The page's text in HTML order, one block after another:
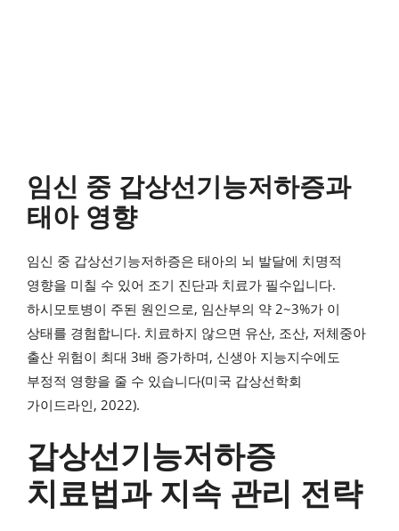
임신 중 갑상선기능저하증과
태아 영향
임신 중 갑상선기능저하증은 태아의 뇌 발달에 치명적
영향을 미칠 수 있어 조기 진단과 치료가 필수입니다.
하시모토병이 주된 원인으로, 임산부의 약 2~3%가 이
상태를 경험합니다. 치료하지 않으면 유산, 조산, 저체중아
출산 위험이 최대 3배 증가하며, 신생아 지능지수에도
부정적 영향을 줄 수 있습니다(미국 갑상선학회
가이드라인, 2022).
갑상선기능저하증
치료법과 지속 관리 전략